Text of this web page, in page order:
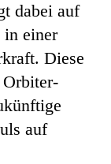
dabei auf
einer
Diese
auf